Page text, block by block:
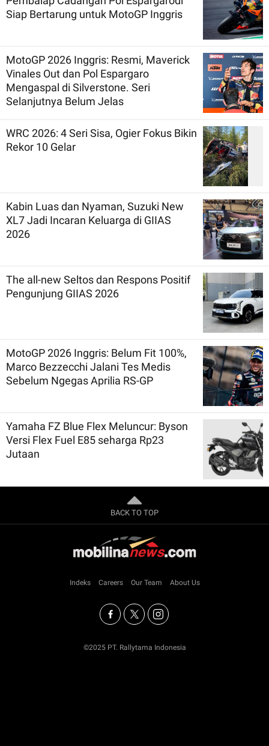
Siap Bertarung untuk MotoGP Inggris
MotoGP 2026 Inggris: Resmi, Maverick
Vinales Out dan Pol Espargaro
Mengaspal di Silverstone. Seri
Selanjutnya Belum Jelas
WRC 2026: 4 Seri Sisa, Ogier Fokus Bikin
Rekor 10 Gelar
Kabin Luas dan Nyaman, Suzuki New
XL7 Jadi Incaran Keluarga di GIIAS
2026
The all-new Seltos dan Respons Positif
Pengunjung GIIAS 2026
MotoGP 2026 Inggris: Belum Fit 100%,
Marco Bezzecchi Jalani Tes Medis
Sebelum Ngegas Aprilia RS-GP
Yamaha FZ Blue Flex Meluncur: Byson
Versi Flex Fuel E85 seharga Rp23
Jutaan
BACK TO TOP
Indeks Careers Our Team About Us
©2025 PT. Rallytama Indonesia